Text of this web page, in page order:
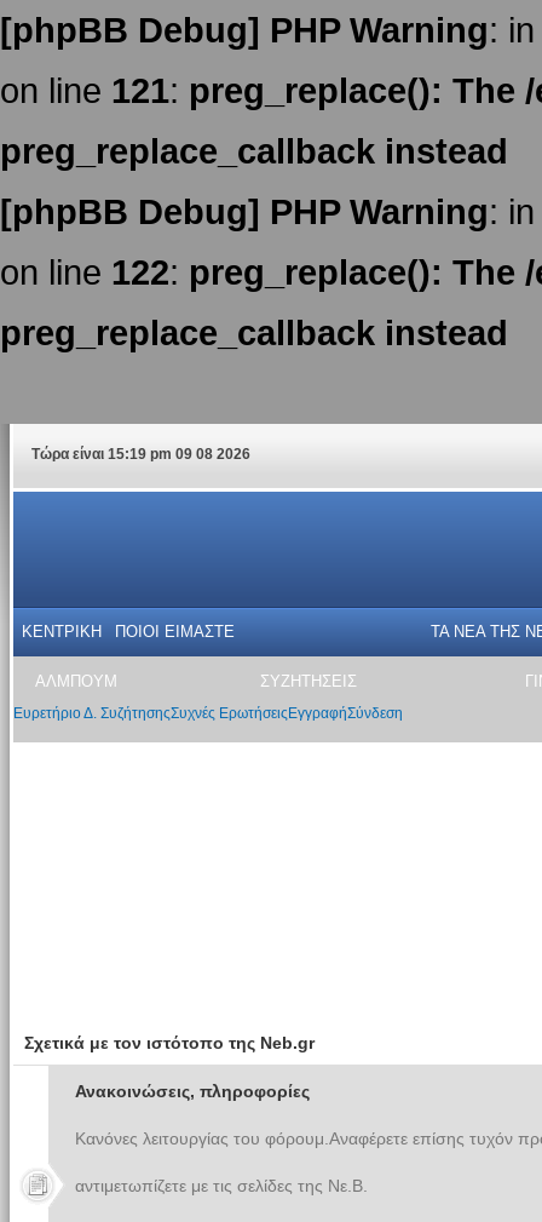
[phpBB Debug] PHP Warning:
on line 121: preg_replace(): The
preg_replace_callback instead
[phpBB Debug] PHP Warning:
on line 122: preg_replace(): The
preg_replace_callback instead
Τώρα είναι 15:19 pm 09 08 2026
ΚΕΝΤΡΙΚΗ ΠΟΙΟΙ ΕΙΜΑΣΤΕ ΤΑ ΝΕΑ THΣ
ΑΛΜΠΟΥΜ ΣΥΖΗΤΗΣΕΙΣ
Ευρετήριο Δ. ΣυζήτησηςΣυχνές Ερωτήσεις ΕγγραφήΣύνδεση
Σχετικά με τον ιστότοπο της Neb.gr
Ανακοινώσεις, πληροφορίες
Κανόνες λειτουργίας του φόρουμ.Αναφέρετε επίσης τυχόν
αντιμετωπίζετε με τις σελίδες της Νε.Β.